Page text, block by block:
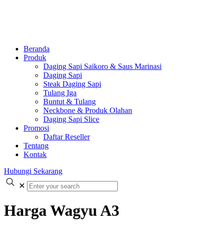
Beranda
Produk
Daging Sapi Saikoro & Saus Marinasi
Daging Sapi
Steak Daging Sapi
Tulang Iga
Buntut & Tulang
Neckbone & Produk Olahan
Daging Sapi Slice
Promosi
Daftar Reseller
Tentang
Kontak
Hubungi Sekarang
✕
Harga Wagyu A3